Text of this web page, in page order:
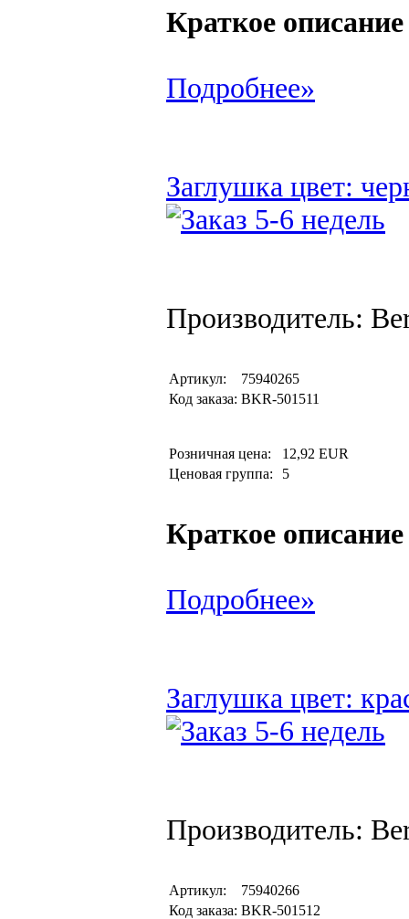
Краткое описание
Подробнее»
Заглушка цвет:
Производитель:
Артикул:
75940265
Код заказа: BKR-501511
Розничная цена:
12,92 EUR
Ценовая группа:
5
Краткое описание
Подробнее»
Заглушка цвет:
Производитель:
Артикул:
75940266
Код заказа: BKR-501512